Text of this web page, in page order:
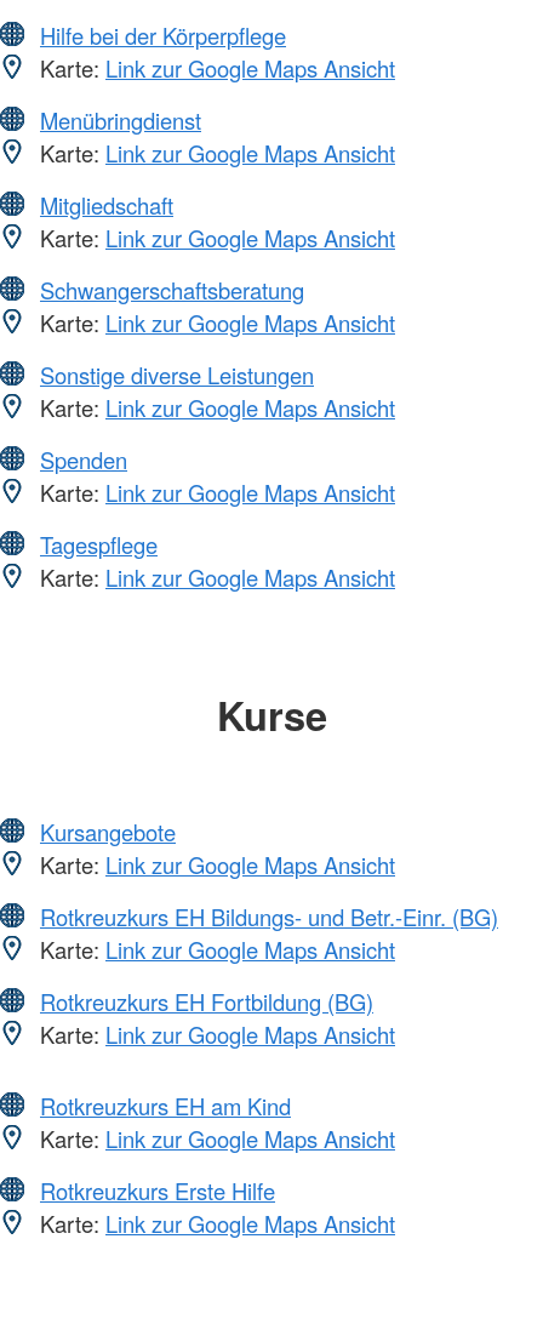
Hilfe bei der Körperpflege
Karte: Link zur Google Maps Ansicht
Menübringdienst
Karte: Link zur Google Maps Ansicht
Mitgliedschaft
Karte: Link zur Google Maps Ansicht
Schwangerschaftsberatung
Karte: Link zur Google Maps Ansicht
Sonstige diverse Leistungen
Karte: Link zur Google Maps Ansicht
Spenden
Karte: Link zur Google Maps Ansicht
Tagespflege
Karte: Link zur Google Maps Ansicht
Kurse
Kursangebote
Karte: Link zur Google Maps Ansicht
Rotkreuzkurs EH Bildungs- und Betr.-Einr. (BG)
Karte: Link zur Google Maps Ansicht
Rotkreuzkurs EH Fortbildung (BG)
Karte: Link zur Google Maps Ansicht
Rotkreuzkurs EH am Kind
Karte: Link zur Google Maps Ansicht
Rotkreuzkurs Erste Hilfe
Karte: Link zur Google Maps Ansicht